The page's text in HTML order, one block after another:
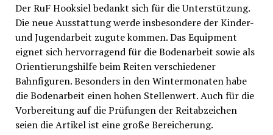
Der RuF Hooksiel bedankt sich für die Unterstützung.
Die neue Ausstattung werde insbesondere der Kinder-
und Jugendarbeit zugute kommen. Das Equipment
eignet sich hervorragend für die Bodenarbeit sowie als
Orientierungshilfe beim Reiten verschiedener
Bahnfiguren. Besonders in den Wintermonaten habe
die Bodenarbeit einen hohen Stellenwert. Auch für die
Vorbereitung auf die Prüfungen der Reitabzeichen
seien die Artikel ist eine große Bereicherung.